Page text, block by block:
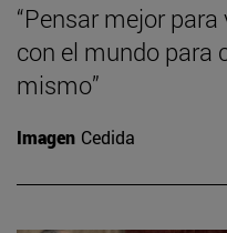
“Pensar mejor
con el mundo para
mismo”
Imagen Cedida